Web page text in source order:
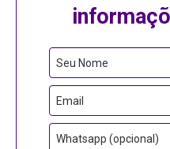
Contact
Email
Seu Nome
Email
Whatsapp (opcional)